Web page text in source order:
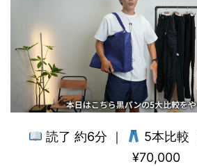
読了 約6分 ｜ 5本比較
¥70,000